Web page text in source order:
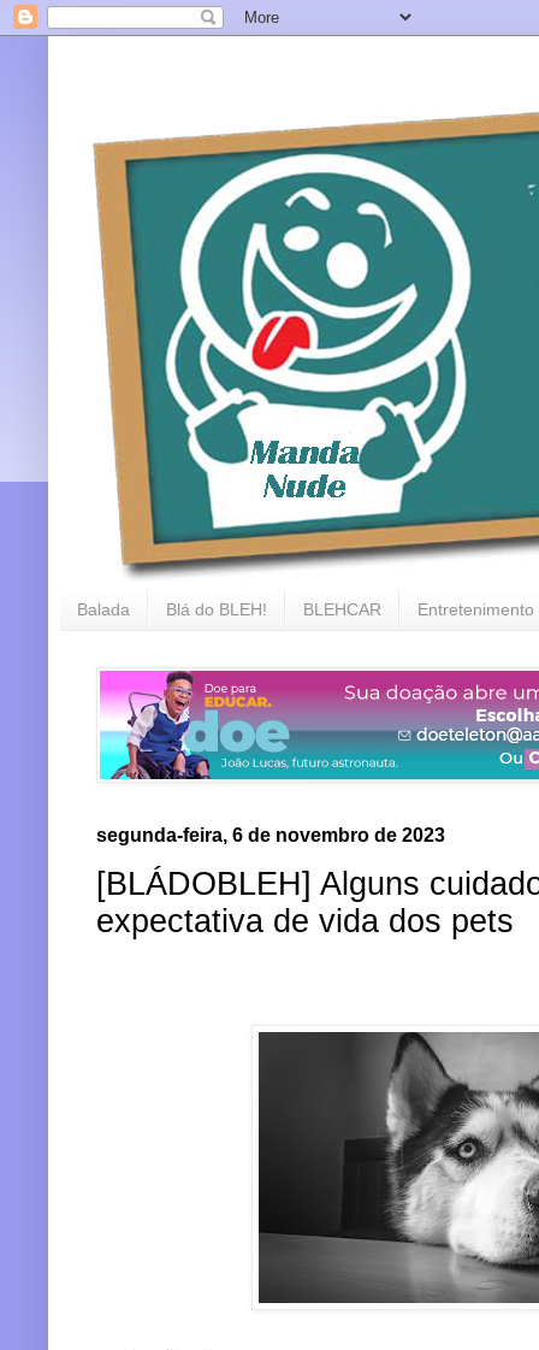
Balada Blá do BLEH! BLEHCAR Entretenimento
segunda-feira, 6 de novembro de 2023
[BLÁDOBLEH] Alguns
expectativa de vida dos pets